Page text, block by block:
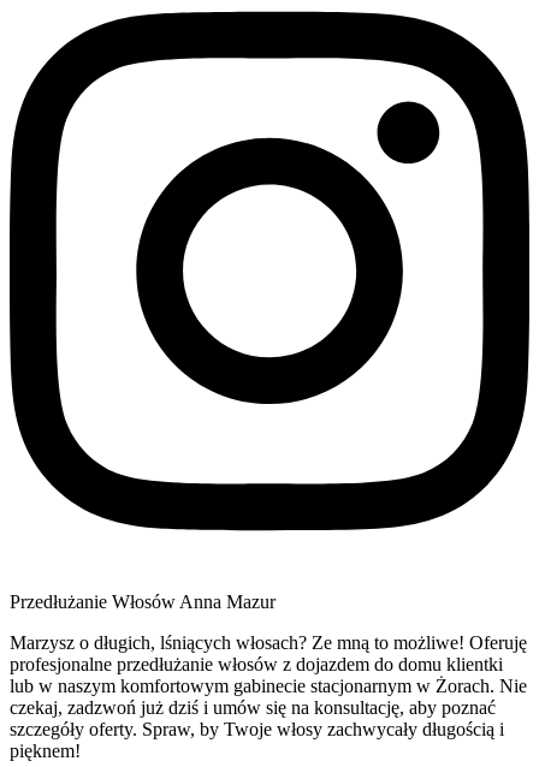
Przedłużanie Włosów Anna Mazur
Marzysz o długich, lśniących włosach? Ze mną to możliwe! Oferuję
profesjonalne przedłużanie włosów z dojazdem do domu klientki
lub w naszym komfortowym gabinecie stacjonarnym w Żorach. Nie
czekaj, zadzwoń już dziś i umów się na konsultację, aby poznać
szczegóły oferty. Spraw, by Twoje włosy zachwycały długością i
pięknem!